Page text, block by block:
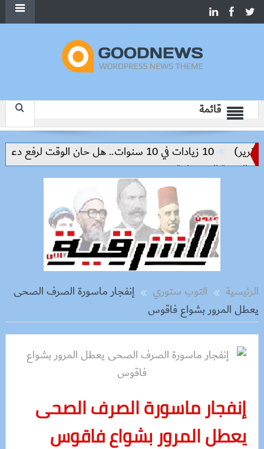
قائمة
10 زيادات في 10 سنوات.. هل حان الوقت لرفع دعم البنزين نهائيا؟
المستدامة
الرئيسية التوب ستوري
إنفجار ماسورة الصرف الصحى
يعطل المرور بشواع فاقوس
إنفجار ماسورة الصرف الصحى
يعطل المرور بشواع فاقوس